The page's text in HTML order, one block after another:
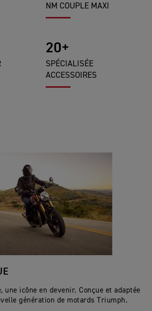
NM COUPLE MAXI
20+
SPÉCIALISÉE
ACCESSOIRES
une icône en devenir. Conçue et adaptée
génération de motards Triumph.